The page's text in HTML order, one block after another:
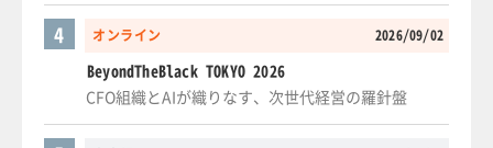
オンライン 2026/09/02
4
BeyondTheBlack TOKYO 2026
CFO組織とAIが織りなす、次世代経営の羅針盤